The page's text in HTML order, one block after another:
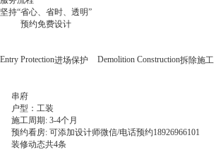
坚持“省心、省时、透明”
预约免费设计
Entry Protection进场保护 Demolition Construction拆除施工
串府
户型： 工装
施工周期: 3-4个月
预约看房: 可添加设计师微信/电话预约18926966101
装修动态共4条
四居室
装修动态共7条
三居室
装修动态共6条
二居室
装修动态共6条